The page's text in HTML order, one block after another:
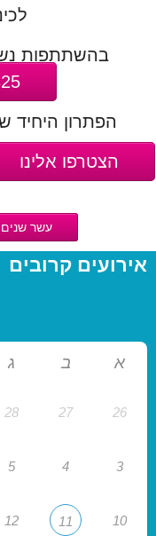
בהשתתפות
הפתרון היחיד
הצטרפו אלינו
עשר
אירועים קרובים
א ב ג
26
27
28
3
4
5
10
11
12